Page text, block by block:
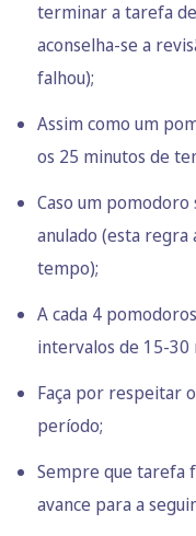
terminar a tarefa
aconselha-se a
falhou);
Assim como um
os 25 minutos de
Caso um
anulado (esta regra
tempo);
A cada 4
intervalos de 15-30
Faça por respeitar
período;
Sempre que tarefa
avance para a